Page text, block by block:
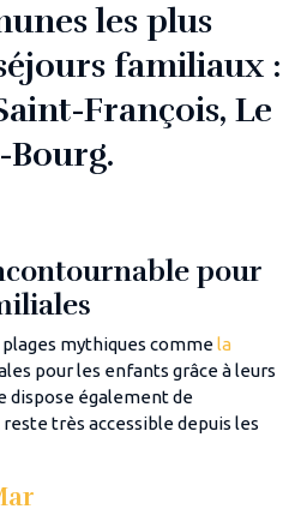
les plus
familiaux :
François, Le
Bourg.
pour
mythiques commela
pour les enfants grâce à leurs
dispose également de
très accessible depuis les